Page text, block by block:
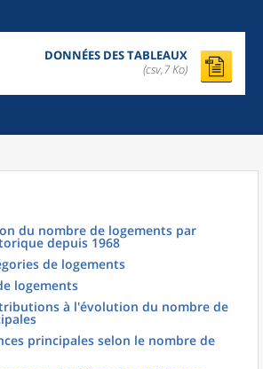
DONNÉES DES TABLEAUX
(csv,7 Ko)
du nombre de logements par
depuis 1968
de logements
logements
à l'évolution du nombre de
principales selon le nombre de